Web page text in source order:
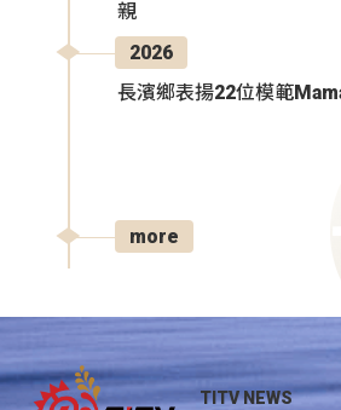
親
2026
長濱鄉表揚22位模範
more
TITV NEWS